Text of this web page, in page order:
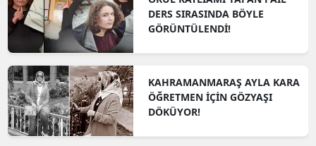
DERS SIRASINDA BÖYLE
GÖRÜNTÜLENDİ!
KAHRAMANMARAŞ AYLA KARA
ÖĞRETMEN İÇİN GÖZYAŞI
DÖKÜYOR!